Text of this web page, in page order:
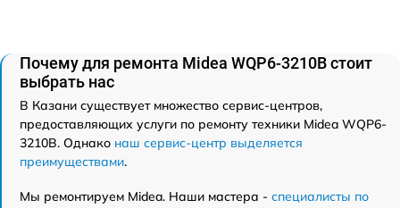
Почему для ремонта Midea WQP6-3210B стоит
выбрать нас
В Казани существует множество сервис-центров,
предоставляющих услуги по ремонту техники Midea WQP6-
3210B. Однако наш сервис-центр выделяется
преимуществами.
Мы ремонтируем Midea. Наши мастера - специалисты по